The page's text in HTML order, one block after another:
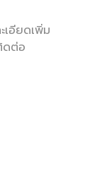
เอียดเพิ่ม
ดต่อ